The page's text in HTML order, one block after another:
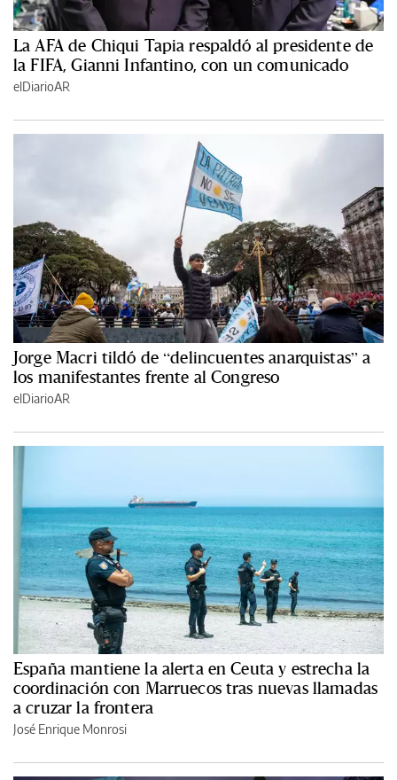
La AFA de Chiqui Tapia respaldó al presidente de
la FIFA, Gianni Infantino, con un comunicado
elDiarioAR
Jorge Macri tildó de “delincuentes anarquistas” a
los manifestantes frente al Congreso
elDiarioAR
España mantiene la alerta en Ceuta y estrecha la
coordinación con Marruecos tras nuevas llamadas
a cruzar la frontera
José Enrique Monrosi